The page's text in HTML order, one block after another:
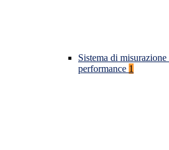
Sistema di
performance 1